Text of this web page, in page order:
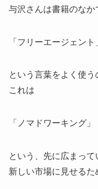
与沢さんは書籍のなか
「フリーエージェント
という言葉をよく使う
これは
「ノマドワーキング」
という、先に広まって
新しい市場に見せるた